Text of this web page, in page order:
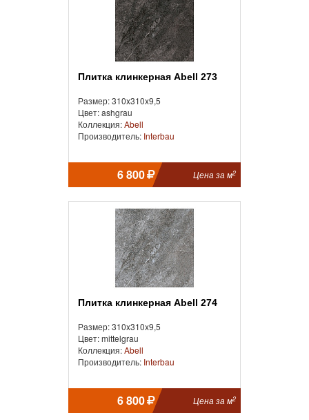
Плитка клинкерная Abell 273
Размер: 310x310x9,5
Цвет: ashgrau
Коллекция:Abell
Производитель: Interbau
6 800 Цена за м2
Плитка клинкерная Abell 274
Размер: 310x310x9,5
Цвет: mittelgrau
Коллекция:Abell
Производитель: Interbau
6 800 Цена за м2